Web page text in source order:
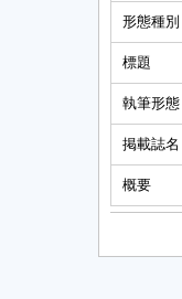
形態種別
標題
執筆形態
掲載誌名
概要